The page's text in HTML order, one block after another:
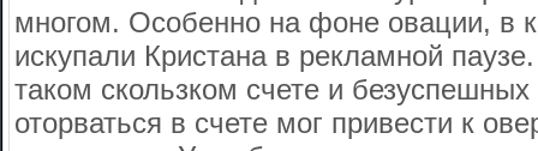
многом. Особенно на фоне овации, в
искупали Кристана в рекламной
таком скользком счете и
оторваться в счете мог привести к